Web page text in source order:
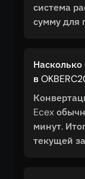
система
сумму для
Насколько
в
Ecex
минут.
текущей